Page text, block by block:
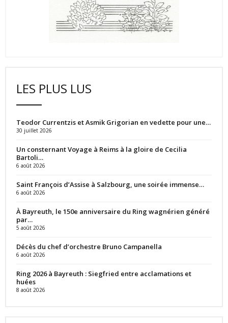
LES PLUS LUS
Teodor Currentzis et Asmik Grigorian en vedette pour une…
30 juillet 2026
Un consternant Voyage à Reims à la gloire de Cecilia
Bartoli…
6 août 2026
Saint François d’Assise à Salzbourg, une soirée immense…
6 août 2026
À Bayreuth, le 150e anniversaire du Ring wagnérien généré
par…
5 août 2026
Décès du chef d’orchestre Bruno Campanella
6 août 2026
Ring 2026 à Bayreuth : Siegfried entre acclamations et
huées
8 août 2026